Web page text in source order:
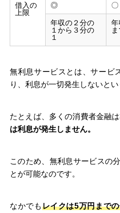
借入の
上限
◎ 〇
年収の２分の
１から３分の
１
年
無利息サービスとは、サービ
り、利息が一切発生しないとい
たとえば、多くの消費者金融
は利息が発生しません。
このため、無利息サービスの
とが可能なのです。
なかでもレイクは5万円まで